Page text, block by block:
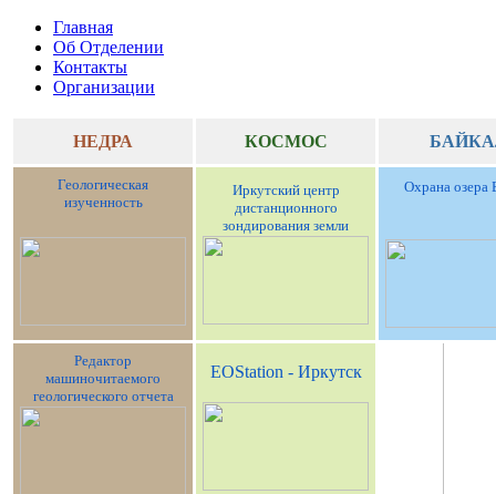
Главная
Об Отделении
Контакты
Организации
НЕДРА КОСМОС
Геологическая
изученность
Иркутский центр
дистанционного
зондирования земли
Охрана озера
Редактор
машиночитаемого
геологического отчета
EOStation - Иркутск